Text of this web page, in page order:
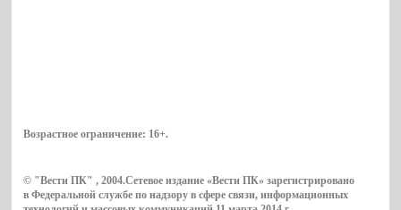
Возрастное ограничение: 16+.
© "Вести ПК" , 2004.Сетевое издание «Вести ПК» зарегистрировано
в Федеральной службе по надзору в сфере связи, информационных